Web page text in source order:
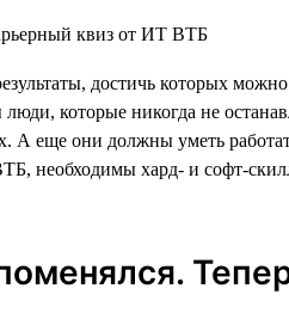
достичь которых
которые никогда не
А еще они должны уметь
необходимы хард- и софт-